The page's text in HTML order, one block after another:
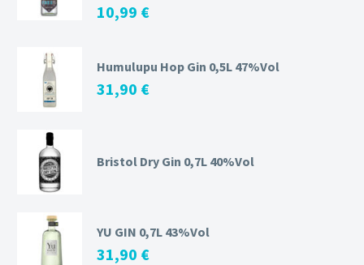
10,99 €
Humulupu Hop Gin 0,5L 47%Vol
31,90 €
Bristol Dry Gin 0,7L 40%Vol
YU GIN 0,7L 43%Vol
31,90 €